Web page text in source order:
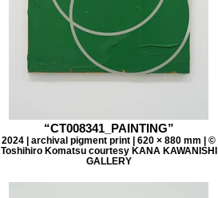
“CT008341_PAINTING”
2024 | archival pigment print | 620 × 880 mm | ©
Toshihiro Komatsu courtesy KANA KAWANISHI
GALLERY